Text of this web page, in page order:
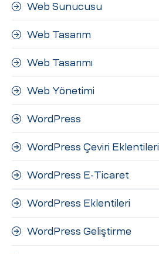
Web Sunucusu
Web Tasarım
Web Tasarımı
Web Yönetimi
WordPress
WordPress Çeviri Eklentileri
WordPress E-Ticaret
WordPress Eklentileri
WordPress Geliştirme